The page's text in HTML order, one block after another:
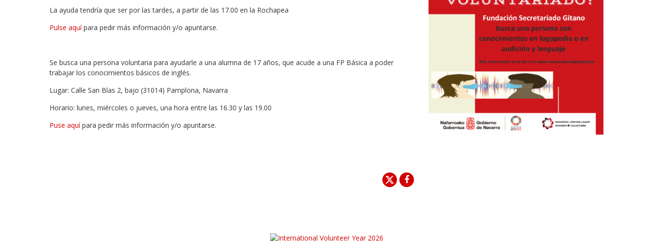
La ayuda tendría que ser por las tardes, a partir de las 17.00 en la Rochapea
Pulse aquípara pedir más información y/o apuntarse.
Se busca una persona voluntaria para ayudarle a una alumna de 17 años, que acude a una FP Básica a poder
trabajar los conocimientos básicos de inglés.
Lugar: Calle San Blas 2, bajo (31014) Pamplona, Navarra
Horario: lunes, miércoles o jueves, una hora entre las 16.30 y las 19.00
Puse aquípara pedir más información y/o apuntarse.